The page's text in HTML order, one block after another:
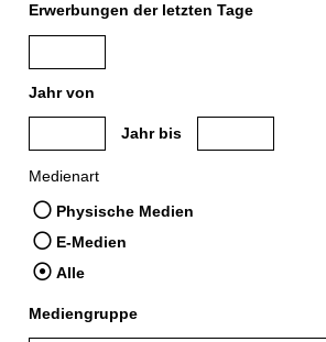
Erwerbungen der letzten Tage
Jahr von
Medien anzeigen, die nach dem Jahr
Jahr bis
Medienart
Physische Medien
E-Medien
Alle
Mediengruppe